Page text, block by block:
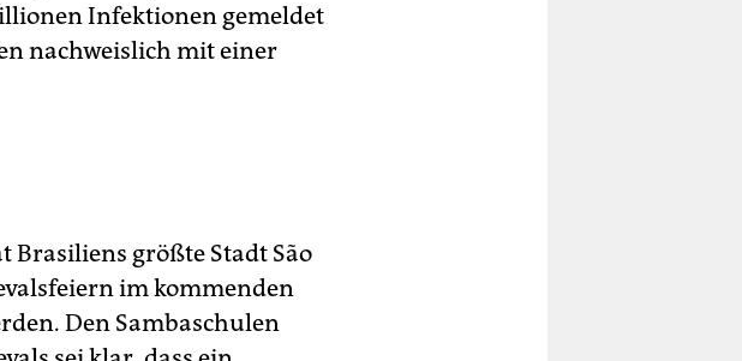
Infektionen gemeldet
nachweislich mit einer
Brasiliens größte Stadt São
im kommenden
Den Sambaschulen